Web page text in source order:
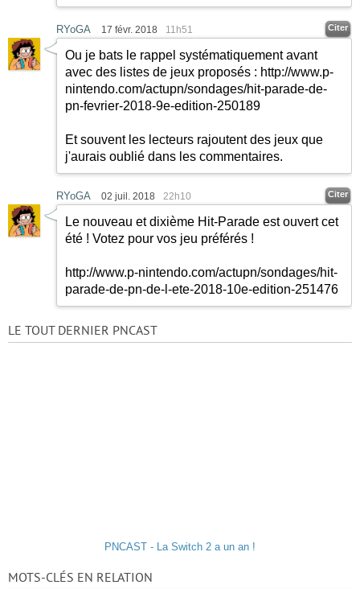
RYoGA 17 févr. 2018 11h51 Citer
Ou je bats le rappel systématiquement avant
avec des listes de jeux proposés : http://www.p-
nintendo.com/actupn/sondages/hit-parade-de-
pn-fevrier-2018-9e-edition-250189
Et souvent les lecteurs rajoutent des jeux que
j'aurais oublié dans les commentaires.
RYoGA 02 juil. 2018 22h10 Citer
Le nouveau et dixième Hit-Parade est ouvert cet
été ! Votez pour vos jeu préférés !
http://www.p-nintendo.com/actupn/sondages/hit-
parade-de-pn-de-l-ete-2018-10e-edition-251476
LE TOUT DERNIER PNCAST
PNCAST - La Switch 2 a un an !
MOTS-CLÉS EN RELATION